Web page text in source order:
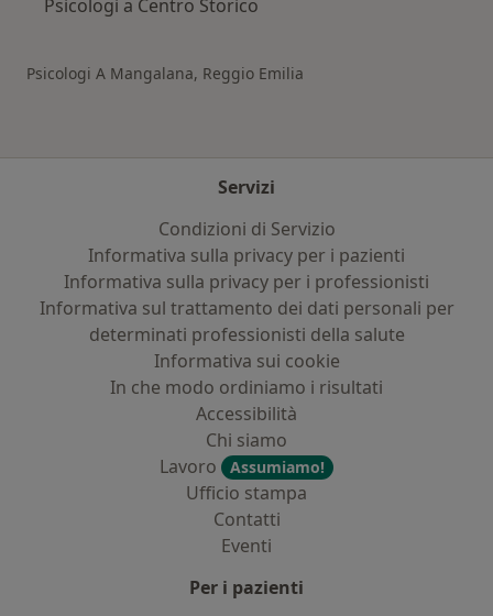
Psicologi a Centro Storico
Psicologi A Mangalana, Reggio Emilia
Servizi
Condizioni di Servizio
Informativa sulla privacy per i pazienti
Informativa sulla privacy per i professionisti
Informativa sul trattamento dei dati personali per
determinati professionisti della salute
Informativa sui cookie
In che modo ordiniamo i risultati
Accessibilità
Chi siamo
Lavoro
Assumiamo!
Ufficio stampa
Contatti
Eventi
Per i pazienti